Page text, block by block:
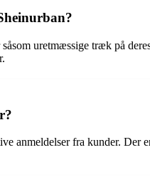
uretmæssige træk på
fra kunder. Der